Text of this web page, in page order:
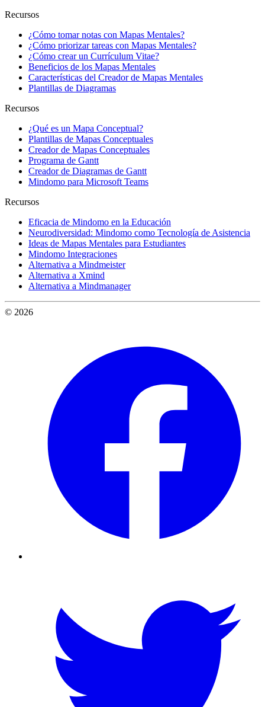
Recursos
¿Cómo tomar notas con Mapas Mentales?
¿Cómo priorizar tareas con Mapas Mentales?
¿Cómo crear un Currículum Vitae?
Beneficios de los Mapas Mentales
Características del Creador de Mapas Mentales
Plantillas de Diagramas
Recursos
¿Qué es un Mapa Conceptual?
Plantillas de Mapas Conceptuales
Creador de Mapas Conceptuales
Programa de Gantt
Creador de Diagramas de Gantt
Mindomo para Microsoft Teams
Recursos
Eficacia de Mindomo en la Educación
Neurodiversidad: Mindomo como Tecnología de Asistencia
Ideas de Mapas Mentales para Estudiantes
Mindomo Integraciones
Alternativa a Mindmeister
Alternativa a Xmind
Alternativa a Mindmanager
© 2026